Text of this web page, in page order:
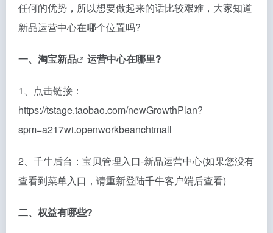
任何的优势，所以想要做起来的话比较艰难，大家知道
新品运营中心在哪个位置吗?
一、 淘宝新品 运营中心在哪里?
1、点击链接：
https://tstage.taobao.com/newGrowthPlan?
spm=a217wi.openworkbeanchtmall
2、千牛后台：宝贝管理入口-新品运营中心(如果您没有
查看到菜单入口，请重新登陆千牛客户端后查看)
二、权益有哪些?